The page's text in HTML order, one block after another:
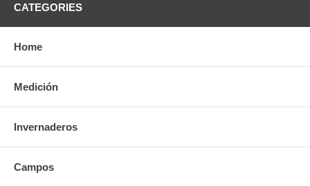
CATEGORIES
Home
Medición
Invernaderos
Campos